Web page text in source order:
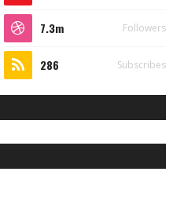
7.3m Followers
286 Subscribes